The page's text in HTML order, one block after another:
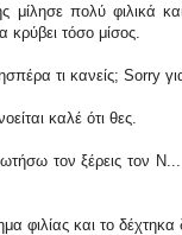
μίλησε πολύ φιλικά
τόσο μίσος.
τι κανείς; Sorry
καλέ ότι θες.
τον ξέρεις τον
φιλίας και το